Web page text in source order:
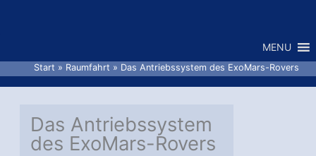
MENU
Start Raumfahrt Das Antriebssystem des ExoMars-Rovers
Das Antriebssystem
des ExoMars-Rovers